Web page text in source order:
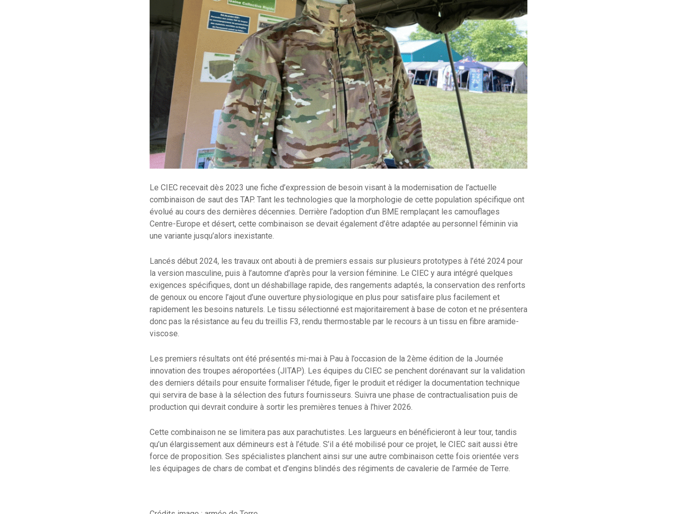
Le CIEC recevait dès 2023 une fiche d’expression de besoin visant à la modernisation de l’actuelle
combinaison de saut des TAP. Tant les technologies que la morphologie de cette population spécifique ont
évolué au cours des dernières décennies. Derrière l’adoption d’un BME remplaçant les camouflages
Centre-Europe et désert, cette combinaison se devait également d’être adaptée au personnel féminin via
une variante jusqu’alors inexistante.
Lancés début 2024, les travaux ont abouti à de premiers essais sur plusieurs prototypes à l’été 2024 pour
la version masculine, puis à l’automne d’après pour la version féminine. Le CIEC y aura intégré quelques
exigences spécifiques, dont un déshabillage rapide, des rangements adaptés, la conservation des renforts
de genoux ou encore l’ajout d’une ouverture physiologique en plus pour satisfaire plus facilement et
rapidement les besoins naturels. Le tissu sélectionné est majoritairement à base de coton et ne présentera
donc pas la résistance au feu du treillis F3, rendu thermostable par le recours à un tissu en fibre aramide-
viscose.
Les premiers résultats ont été présentés mi-mai à Pau à l’occasion de la 2ème édition de la Journée
innovation des troupes aéroportées (JITAP). Les équipes du CIEC se penchent dorénavant sur la validation
des derniers détails pour ensuite formaliser l’étude, figer le produit et rédiger la documentation technique
qui servira de base à la sélection des futurs fournisseurs. Suivra une phase de contractualisation puis de
production qui devrait conduire à sortir les premières tenues à l’hiver 2026.
Cette combinaison ne se limitera pas aux parachutistes. Les largueurs en bénéficieront à leur tour, tandis
qu’un élargissement aux démineurs est à l’étude. S’il a été mobilisé pour ce projet, le CIEC sait aussi être
force de proposition. Ses spécialistes planchent ainsi sur une autre combinaison cette fois orientée vers
les équipages de chars de combat et d’engins blindés des régiments de cavalerie de l’armée de Terre.